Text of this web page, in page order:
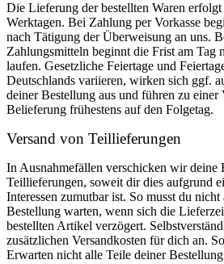
Die Lieferung der bestellten Waren
Werktagen. Bei Zahlung per Vorkasse
nach Tätigung der Überweisung an uns.
Zahlungsmitteln beginnt die Frist am Tag
laufen. Gesetzliche Feiertage und
Deutschlands variieren, wirken sich ggf.
deiner Bestellung aus und führen zu einer
Belieferung frühestens auf den Folgetag.
Versand von Teillieferungen
In Ausnahmefällen verschicken wir deine
Teillieferungen, soweit dir dies aufgrund
Interessen zumutbar ist. So musst du nicht
Bestellung warten, wenn sich die
bestellten Artikel verzögert.
zusätzlichen Versandkosten für dich an.
Erwarten nicht alle Teile deiner